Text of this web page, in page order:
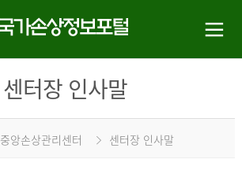
센터장 인사말
중앙손상관리센터 센터장 인사말